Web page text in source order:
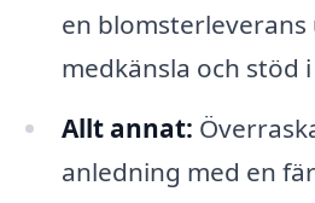
en blomsterleverans
medkänsla och stöd
Allt annat:
anledning med en